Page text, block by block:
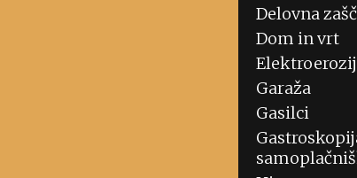
Delovna
Dom in vrt
Garaža
Gasilci